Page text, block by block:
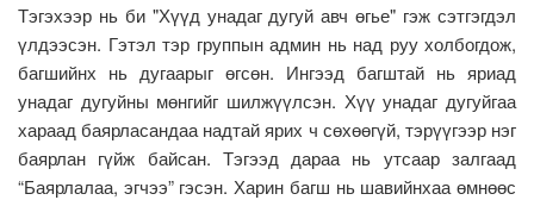
Тэгэхээр нь би "Хүүд унадаг дугуй авч өгье" гэж сэтгэгдэл
үлдээсэн. Гэтэл тэр группын админ нь над руу холбогдож,
багшийнх нь дугаарыг өгсөн. Ингээд багштай нь яриад
унадаг дугуйны мөнгийг шилжүүлсэн. Хүү унадаг дугуйгаа
хараад баярласандаа надтай ярих ч сөхөөгүй, тэрүүгээр нэг
баярлан гүйж байсан. Тэгээд дараа нь утсаар залгаад
“Баярлалаа, эгчээ” гэсэн. Харин багш нь шавийнхаа өмнөөс